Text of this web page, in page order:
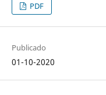
PDF
Publicado
01-10-2020